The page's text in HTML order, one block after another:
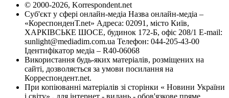
© 2000-2026, Korrespondent.net
Суб'єкт у сфері онлайн-медіа Назва онлайн-медіа –
«КореспонденТ.net» Адреса: 02091, місто Київ,
ХАРКІВСЬКЕ ШОСЕ, будинок 172-Б, офіс 208/1 E-mail:
sunlight@mediadim.com.ua Телефон: 044-205-43-00
Ідентифікатор медіа – R40-06068
Використання будь-яких матеріалів, розміщених на
сайті, дозволяється за умови посилання на
Корреспондент.net.
При копіюванні матеріалів зі сторінки « Новини України